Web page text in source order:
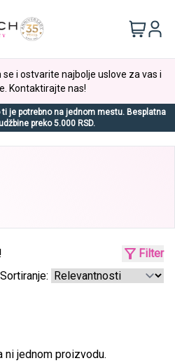
i ostvarite najbolje uslove za vas i
Kontaktirajte nas!
je potrebno na jednom mestu. Besplatna
preko 5.000 RSD.
Filter
Sortiranje:
ni jednom proizvodu.